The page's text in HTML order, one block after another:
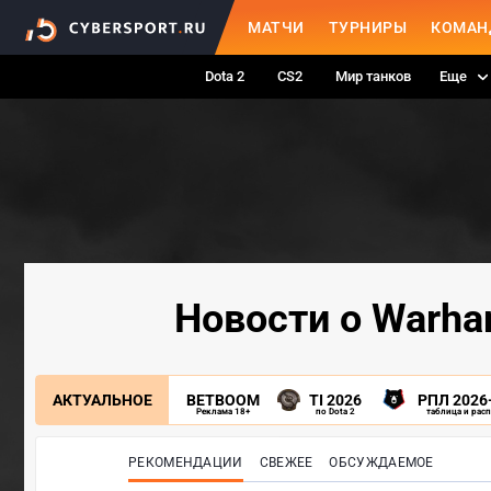
МАТЧИ ТУРНИРЫ
Dota 2 CS2 Мир танков Еще
Новости о
АКТУАЛЬНОЕ BETBOOM
Реклама 18+
TI 2026
по Dota 2
РПЛ
таблица и
РЕКОМЕНДАЦИИ СВЕЖЕЕ ОБСУЖДАЕМОЕ